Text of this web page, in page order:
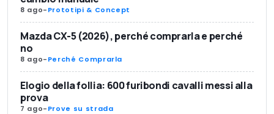
8 ago-Prototipi & Concept
Mazda CX-5 (2026), perché comprarla e perché
no
8 ago-Perché Comprarla
Elogio della follia: 600 furibondi cavalli messi alla
prova
7 ago-Prove su strada